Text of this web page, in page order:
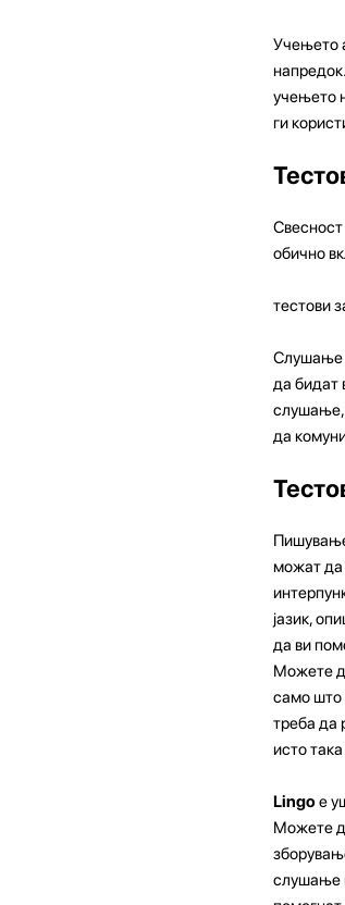
Учењето
учењето
ги
Свесност
обично
тестови
Слушање
да бидат
слушање,
да
можат да
јазик,
да ви
Можете
само што
треба да
исто
Lingoе
Можете
слушање